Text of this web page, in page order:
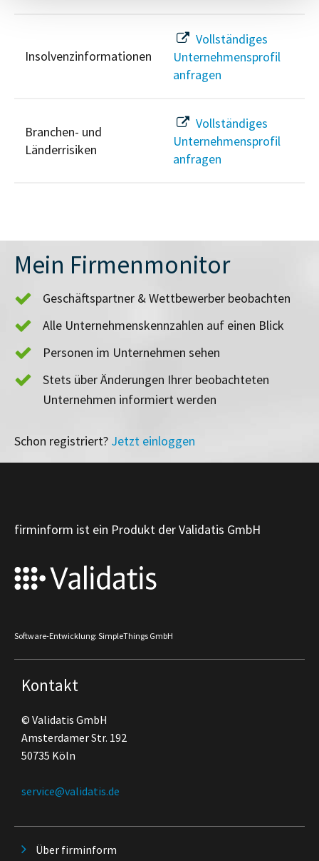
Insolvenzinformationen
Vollständiges
Unternehmensprofil
anfragen
Branchen- und
Länderrisiken
Vollständiges
Unternehmensprofil
anfragen
Mein Firmenmonitor
Geschäftspartner & Wettbewerber beobachten
Alle Unternehmenskennzahlen auf einen Blick
Personen im Unternehmen sehen
Stets über Änderungen Ihrer beobachteten
Unternehmen informiert werden
Schon registriert? Jetzt einloggen
firminform ist ein Produkt der Validatis GmbH
Software-Entwicklung: SimpleThings GmbH
Kontakt
© Validatis GmbH
Amsterdamer Str. 192
50735 Köln
service@validatis.de
Über firminform